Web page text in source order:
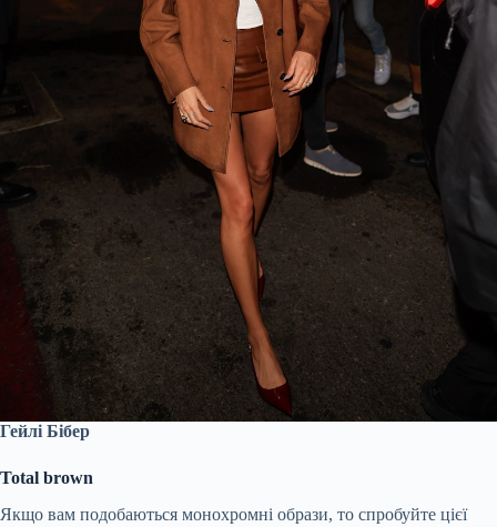
Гейлі Бібер
Total brown
Якщо вам подобаються монохромні образи, то спробуйте цієї